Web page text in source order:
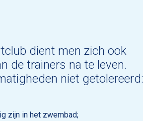
dient men zich ook
de trainers na te leven.
niet getolereerd:
zijn in het zwembad;